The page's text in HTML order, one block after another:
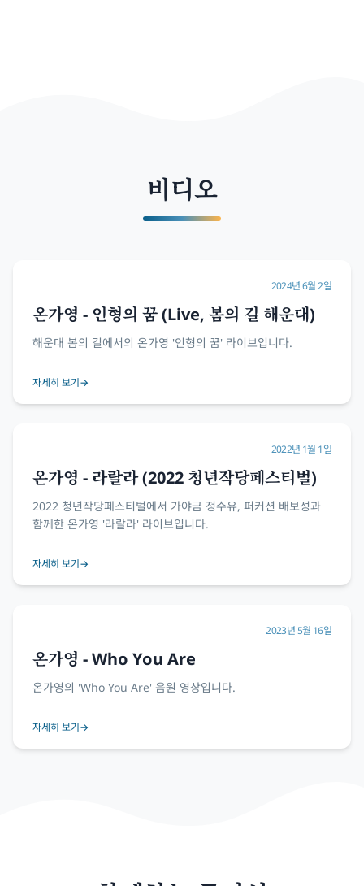
비디오
2024년 6월 2일
온가영 - 인형의 꿈 (Live, 봄의 길 해운대)
해운대 봄의 길에서의 온가영 '인형의 꿈' 라이브입니다.
자세히 보기→
2022년 1월 1일
온가영 - 라랄라 (2022 청년작당페스티벌)
2022 청년작당페스티벌에서 가야금 정수유, 퍼커션 배보성과
함께한 온가영 '라랄라' 라이브입니다.
자세히 보기→
2023년 5월 16일
온가영 - Who You Are
온가영의 'Who You Are' 음원 영상입니다.
자세히 보기→